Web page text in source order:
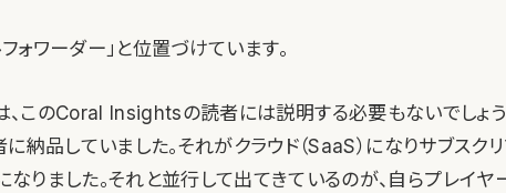
ォワーダー」と位置づけています。
、このCoral Insightsの読者には説明する必要もないでしょう
納品していました。それがクラウド（SaaS）になりサブスク
りました。それと並行して出てきているのが、自らプレイヤ